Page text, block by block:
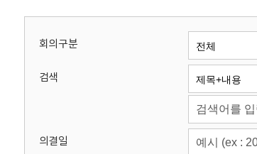
회
회의구분
검색
의결일